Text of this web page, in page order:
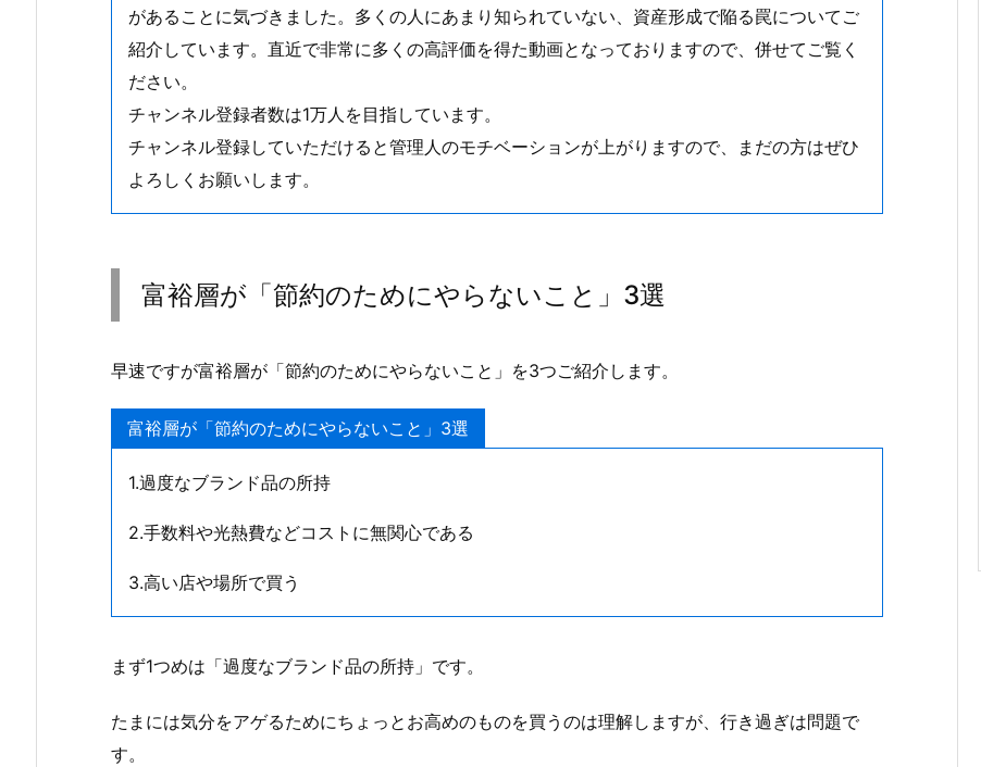
があることに気づきました。多くの人にあまり知られていない、資産形成で陥る罠についてご
紹介しています。直近で非常に多くの高評価を得た動画となっておりますので、併せてご覧く
ださい。
チャンネル登録者数は1万人を目指しています。
チャンネル登録していただけると管理人のモチベーションが上がりますので、まだの方はぜひ
よろしくお願いします。
富裕層が「節約のためにやらないこと」3選
早速ですが富裕層が「節約のためにやらないこと」を3つご紹介します。
富裕層が「節約のためにやらないこと」3選
1.過度なブランド品の所持
2.手数料や光熱費などコストに無関心である
3.高い店や場所で買う
まず1つめは「過度なブランド品の所持」です。
たまには気分をアゲるためにちょっとお高めのものを買うのは理解しますが、行き過ぎは問題で
す。